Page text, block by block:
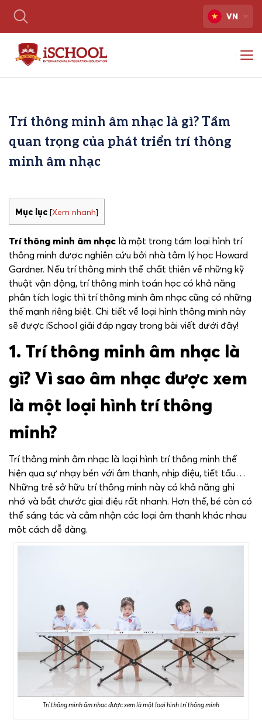
VN
Trí thông minh âm nhạc là gì? Tầm
quan trọng của phát triển trí thông
minh âm nhạc
Mục lục [Xem nhanh]
Trí thông minh âm nhạc là một trong tám loại hình trí
thông minh được nghiên cứu bởi nhà tâm lý học Howard
Gardner. Nếu trí thông minh thể chất thiên về những kỹ
thuật vận động, trí thông minh toán học có khả năng
phân tích logic thì trí thông minh âm nhạc cũng có những
thế mạnh riêng biệt. Chi tiết về loại hình thông minh này
sẽ được iSchool giải đáp ngay trong bài viết dưới đây!
1. Trí thông minh âm nhạc là
gì? Vì sao âm nhạc được xem
là một loại hình trí thông
minh?
Trí thông minh âm nhạc là loại hình trí thông minh thể
hiện qua sự nhạy bén với âm thanh, nhịp điệu, tiết tấu…
Những trẻ sở hữu trí thông minh này có khả năng ghi
nhớ và bắt chước giai điệu rất nhanh. Hơn thế, bé còn có
thể sáng tác và cảm nhận các loại âm thanh khác nhau
một cách dễ dàng.
Trí thông minh âm nhạc được xem là một loại hình trí thông minh